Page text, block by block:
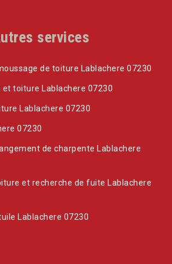
services
de toiture Lablachere 07230
toiture Lablachere 07230
Lablachere 07230
07230
de charpente Lablachere
et recherche de fuite Lablachere
Lablachere 07230